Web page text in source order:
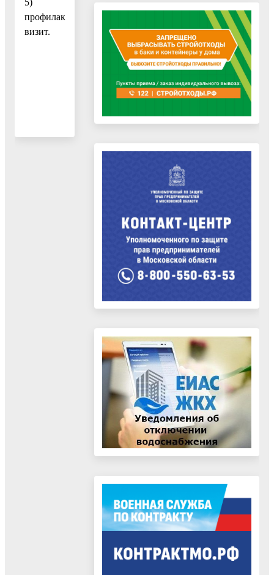
профилактический
визит.